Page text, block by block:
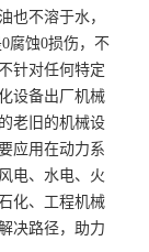
也不溶于水，
腐蚀0损伤，不
针对任何特定
设备出厂机械
老旧的机械设
应用在动力系
电、水电、火
化、工程机械
决路径，助力